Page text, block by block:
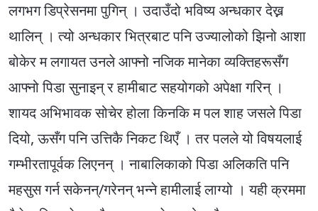
लगभग डिप्रेसनमा पुगिन् । उदाउँदो भविष्य अन्धकार देख्न
थालिन् । त्यो अन्धकार भित्रबाट पनि उज्यालोको झिनो आशा
बोकेर म लगायत उनले आफ्नो नजिक मानेका व्यक्तिहरूसँग
आफ्नो पिडा सुनाइन् र हामीबाट सहयोगको अपेक्षा गरिन् ।
शायद अभिभावक सोचेर होला किनकि म पल शाह जसले पिडा
दियो, ऊसँग पनि उत्तिकै निकट थिएँ । तर पलले यो विषयलाई
गम्भीरतापूर्वक लिएनन् । नाबालिकाको पिडा अलिकति पनि
महसुस गर्न सकेनन्/गरेनन् भन्ने हामीलाई लाग्यो । यही क्रममा